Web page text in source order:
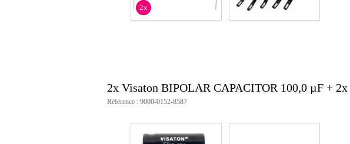
2x
2x Visaton BIPOLAR CAPACITOR 100,0 µF +
Référence : 9000-0152-8587